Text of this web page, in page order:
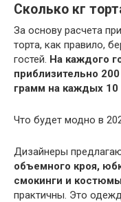
Сколько кг
За основу расчета
торта, как правило,
гостей. На каждого
приблизительно
грамм на каждых 10
Что будет модно в
Дизайнеры
объемного кроя,
смокинги и
практичны. Это